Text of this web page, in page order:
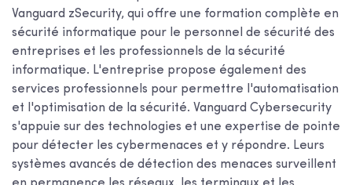
Vanguard zSecurity, qui offre une formation complète en
sécurité informatique pour le personnel de sécurité des
entreprises et les professionnels de la sécurité
informatique. L'entreprise propose également des
services professionnels pour permettre l'automatisation
et l'optimisation de la sécurité. Vanguard Cybersecurity
s'appuie sur des technologies et une expertise de pointe
pour détecter les cybermenaces et y répondre. Leurs
systèmes avancés de détection des menaces surveillent